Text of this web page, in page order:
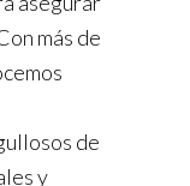
más de
de
y